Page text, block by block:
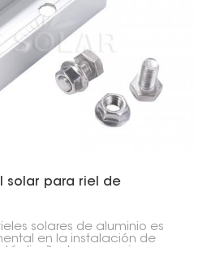
solar para riel de
solares de aluminio es
en la instalación de